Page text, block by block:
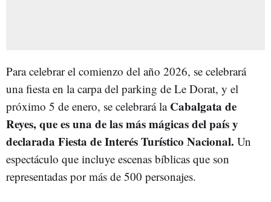
Para celebrar el comienzo del año 2026, se celebrará
una fiesta en la carpa del parking de Le Dorat, y el
próximo 5 de enero, se celebrará la Cabalgata de
Reyes, que es una de las más mágicas del país y
declarada Fiesta de Interés Turístico Nacional. Un
espectáculo que incluye escenas bíblicas que son
representadas por más de 500 personajes.